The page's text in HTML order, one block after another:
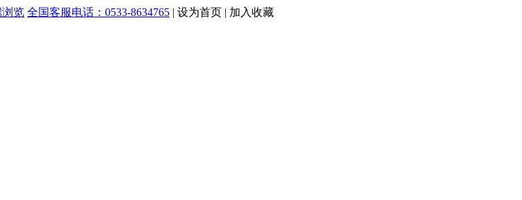
览 全国客服电话：0533-8634765 | 设为首页 | 加入收藏